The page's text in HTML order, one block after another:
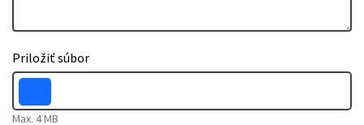
Priložiť súbor
Max. 4 MB